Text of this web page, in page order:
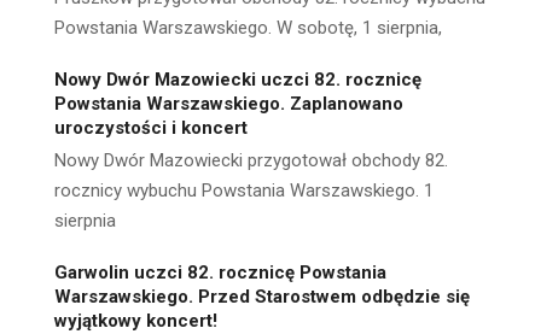
Powstania Warszawskiego. W sobotę, 1 sierpnia,
Nowy Dwór Mazowiecki uczci 82. rocznicę
Powstania Warszawskiego. Zaplanowano
uroczystości i koncert
Nowy Dwór Mazowiecki przygotował obchody 82.
rocznicy wybuchu Powstania Warszawskiego. 1
sierpnia
Garwolin uczci 82. rocznicę Powstania
Warszawskiego. Przed Starostwem odbędzie się
wyjątkowy koncert!